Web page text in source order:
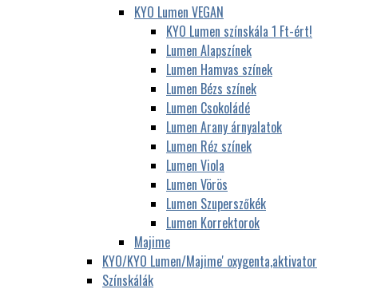
KYO Lumen VEGAN
KYO Lumen színskála 1 Ft-ért!
Lumen Alapszínek
Lumen Hamvas színek
Lumen Bézs színek
Lumen Csokoládé
Lumen Arany árnyalatok
Lumen Réz színek
Lumen Viola
Lumen Vörös
Lumen Szuperszőkék
Lumen Korrektorok
Majime
KYO/KYO Lumen/Majime' oxygenta,aktivator
Színskálák